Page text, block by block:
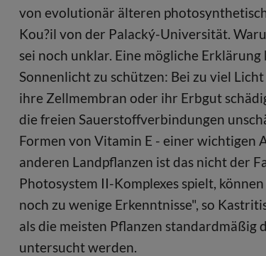
von evolutionär älteren
Kou?il von der Palacký-Universität.
sei noch unklar. Eine mögliche
Sonnenlicht zu schützen: Bei zu viel
ihre Zellmembran oder ihr Erbgut
die freien Sauerstoffverbindungen
Formen von Vitamin E - einer wichtigen
anderen Landpflanzen ist das nicht der
Photosystem II-Komplexes spielt,
noch zu wenige Erkenntnisse", so
als die meisten Pflanzen standardmäßig
untersucht werden.